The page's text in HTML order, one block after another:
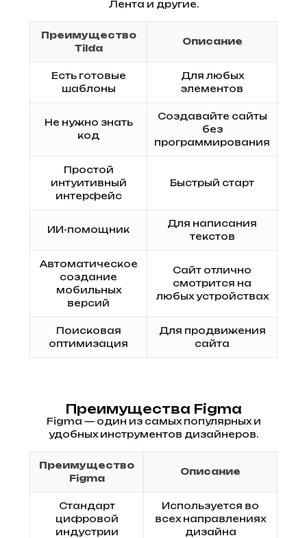
Лента и другие.
Преимущество
Tilda
Описание
Есть готовые
шаблоны
Для любых
элементов
Не нужно знать
код
Создавайте сайты
без
программирования
Простой
интуитивный
интерфейс
Быстрый старт
ИИ-помощник
Для написания
текстов
Автоматическое
создание
мобильных
версий
Сайт отлично
смотрится на
любых устройствах
Поисковая
оптимизация
Для продвижения
сайта
Преимущества Figma
Figma — один из самых популярных и
удобных инструментов дизайнеров.
Преимущество
Figma
Описание
Стандарт
цифровой
индустрии
Используется во
всех направлениях
дизайна